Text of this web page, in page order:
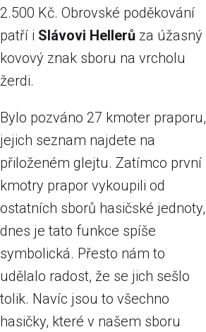
2.500 Kč. Obrovské poděkování
patří i Slávovi Hellerů za úžasný
kovový znak sboru na vrcholu
žerdi.
Bylo pozváno 27 kmoter praporu,
jejich seznam najdete na
přiloženém glejtu. Zatímco první
kmotry prapor vykoupili od
ostatních sborů hasičské jednoty,
dnes je tato funkce spíše
symbolická. Přesto nám to
udělalo radost, že se jich sešlo
tolik. Navíc jsou to všechno
hasičky, které v našem sboru